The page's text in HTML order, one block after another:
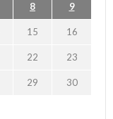
8 9
15 16
22 23
29 30